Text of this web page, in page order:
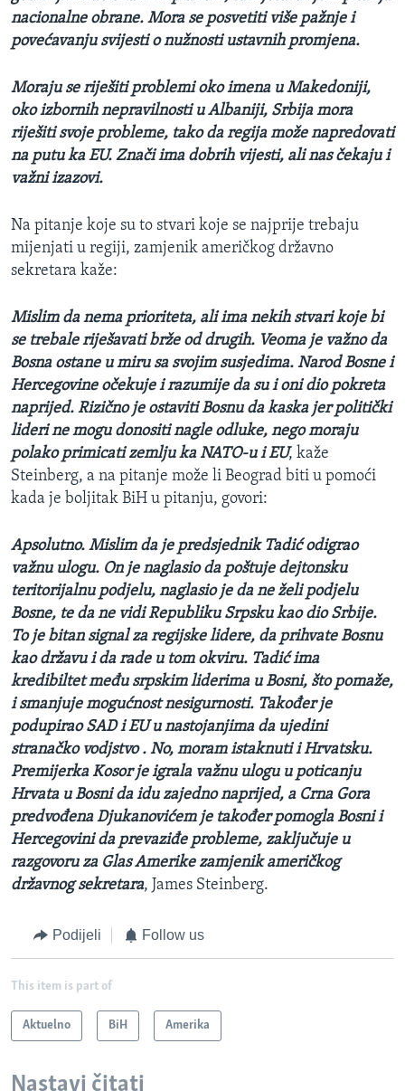
nacionalne obrane. Mora se posvetiti više pažnje i
povećavanju svijesti o nužnosti ustavnih promjena.
Moraju se riješiti problemi oko imena u Makedoniji,
oko izbornih nepravilnosti u Albaniji, Srbija mora
riješiti svoje probleme, tako da regija može napredovati
na putu ka EU. Znači ima dobrih vijesti, ali nas čekaju i
važni izazovi.
Na pitanje koje su to stvari koje se najprije trebaju
mijenjati u regiji, zamjenik američkog državno
sekretara kaže:
Mislim da nema prioriteta, ali ima nekih stvari koje bi
se trebale riješavati brže od drugih. Veoma je važno da
Bosna ostane u miru sa svojim susjedima. Narod Bosne i
Hercegovine očekuje i razumije da su i oni dio pokreta
naprijed. Rizično je ostaviti Bosnu da kaska jer politički
lideri ne mogu donositi nagle odluke, nego moraju
polako primicati zemlju ka NATO-u i EU, kaže
Steinberg, a na pitanje može li Beograd biti u pomoći
kada je boljitak BiH u pitanju, govori:
Apsolutno. Mislim da je predsjednik Tadić odigrao
važnu ulogu. On je naglasio da poštuje dejtonsku
teritorijalnu podjelu, naglasio je da ne želi podjelu
Bosne, te da ne vidi Republiku Srpsku kao dio Srbije.
To je bitan signal za regijske lidere, da prihvate Bosnu
kao državu i da rade u tom okviru. Tadić ima
kredibiltet među srpskim liderima u Bosni, što pomaže,
i smanjuje mogućnost nesigurnosti. Također je
podupirao SAD i EU u nastojanjima da ujedini
stranačko vodjstvo . No, moram istaknuti i Hrvatsku.
Premijerka Kosor je igrala važnu ulogu u poticanju
Hrvata u Bosni da idu zajedno naprijed, a Crna Gora
predvođena Djukanovićem je također pomogla Bosni i
Hercegovini da prevaziđe probleme, zaključuje u
razgovoru za Glas Amerike zamjenik američkog
državnog sekretara, James Steinberg.
Podijeli Follow us
This item is part of
Aktuelno BiH Amerika
Nastavi čitati